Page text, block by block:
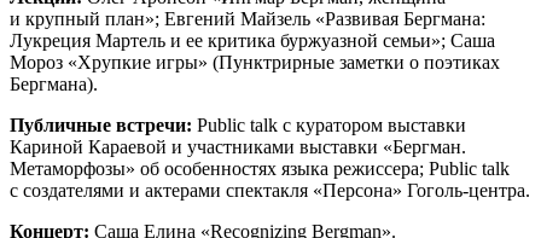
и крупный план»; Евгений Майзель «Развивая Бергмана:
Лукреция Мартель и ее критика буржуазной семьи»; Саша
Мороз «Хрупкие игры» (Пунктрирные заметки о поэтиках
Бергмана).
Публичные встречи: Public talk с куратором выставки
Кариной Караевой и участниками выставки «Бергман.
Метаморфозы» об особенностях языка режиссера; Public talk
с создателями и актерами спектакля «Персона» Гоголь-центра.
Концерт: Саша Елина «Recognizing Bergman».